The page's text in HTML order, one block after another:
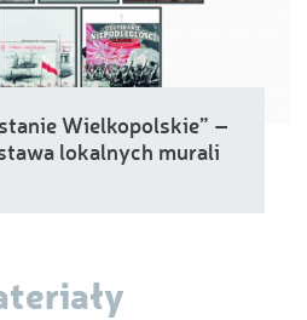
Wielkopolskie” –
lokalnych murali